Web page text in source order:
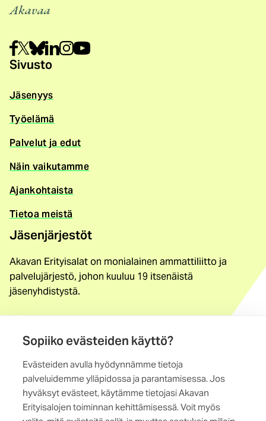
Sopiiko evästeiden käyttö?
Evästeiden avulla hyödynnämme tietoja
palveluidemme ylläpidossa ja parantamisessa. Jos
hyväksyt evästeet, käytämme tietojasi Akavan
Erityisalojen toiminnan kehittämisessä. Voit myös
Akavaa
Sivusto
Jäsenyys
Työelämä
Palvelut ja edut
Näin vaikutamme
Ajankohtaista
Tietoa meistä
Jäsenjärjestöt
Akavan Erityisalat on monialainen ammattiliitto ja
palvelujärjestö, johon kuuluu 19 itsenäistä
jäsenyhdistystä.
Yhteystiedot
Maistraatinportti 4 A, 6. krs
00240 Helsinki
Kaikki yhteystiedot